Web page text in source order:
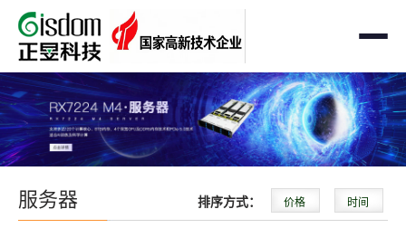
首页
工作站
AMD企业级工作站
Intel 企业级工作站
服务器
通用服务器
存储
服务器 排序方式： 价格 时间